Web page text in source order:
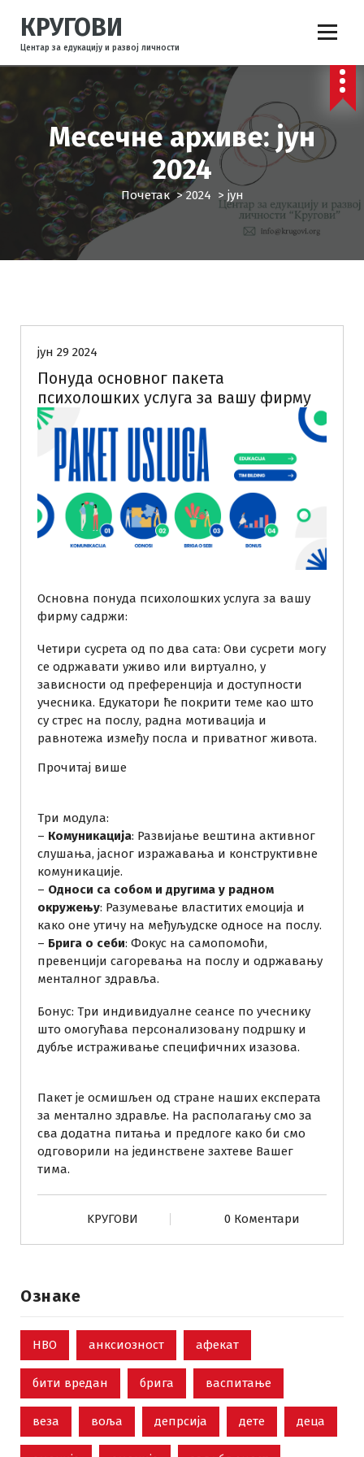
ч
н
а
ж
КРУГОВИ
Центар за едукацију и развој личности
Месечне архиве: јун
2024
Почетак>2024 > јун
јун 29 2024
Понуда основног пакета
психолошких услуга за вашу фирму
Основна понуда психолошких услуга за вашу
фирму садржи:
Четири сусрета од по два сата: Ови сусрети могу
се одржавати уживо или виртуално, у
зависности од преференција и доступности
учесника. Едукатори ће покрити теме као што
су стрес на послу, радна мотивација и
равнотежа између посла и приватног живота.
Прочитај више:
у
д
о
с
н
о
в
н
г
п
а
т
а
п
с
х
о
о
у
с
г
з
Три модула:
– Комуникација: Развијање вештина активног
слушања, јасног изражавања и конструктивне
комуникације.
– Односи са собом и другима у радном
окружењу: Разумевање властитих емоција и
како оне утичу на међуљудске односе на послу.
– Брига о себи: Фокус на самопомоћи,
превенцији сагоревања на послу и одржавању
менталног здравља.
Бонус: Три индивидуалне сеансе по учеснику
што омогућава персонализовану подршку и
дубље истраживање специфичних изазова.
Пакет је осмишљен од стране наших експерата
за ментално здравље. На располагању смо за
сва додатна питања и предлоге како би смо
одговорили на јединствене захтеве Вашег
тима.
KРУГОВИ 0 Коментари
Ознаке
НВО анксиозност афекат
бити вредан брига васпитање
веза воља депрсија дете деца